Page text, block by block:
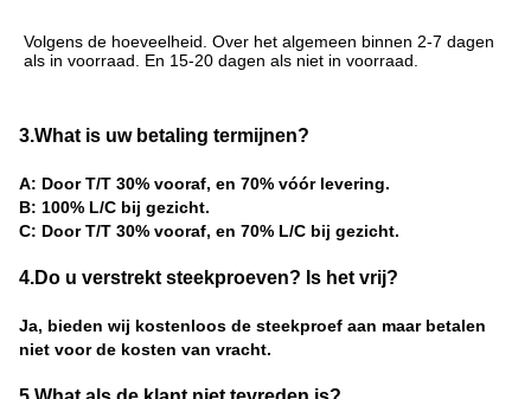
Volgens de hoeveelheid. Over het algemeen binnen 2-7 dagen
als in voorraad. En 15-20 dagen als niet in voorraad.
3.What is uw betaling termijnen?
A: Door T/T 30% vooraf, en 70% vóór levering.
B: 100% L/C bij gezicht.
C: Door T/T 30% vooraf, en 70% L/C bij gezicht.
4.Do u verstrekt steekproeven? Is het vrij?
Ja, bieden wij kostenloos de steekproef aan maar betalen
niet voor de kosten van vracht.